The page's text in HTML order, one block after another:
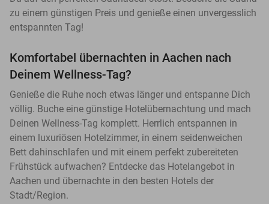
zu einem günstigen Preis und genieße einen unvergesslich
entspannten Tag!
Komfortabel übernachten in Aachen nach
Deinem Wellness-Tag?
Genieße die Ruhe noch etwas länger und entspanne Dich
völlig. Buche eine günstige Hotelübernachtung und mach
Deinen Wellness-Tag komplett. Herrlich entspannen in
einem luxuriösen Hotelzimmer, in einem seidenweichen
Bett dahinschlafen und mit einem perfekt zubereiteten
Frühstück aufwachen? Entdecke das Hotelangebot in
Aachen und übernachte in den besten Hotels der
Stadt/Region.